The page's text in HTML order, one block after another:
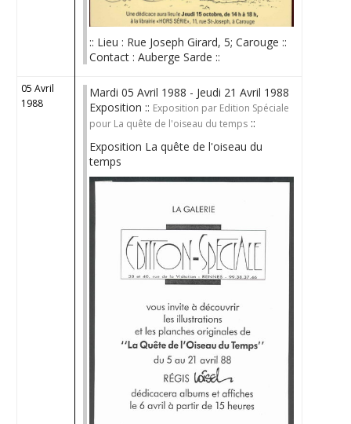
:: Lieu : Rue Joseph Girard, 5; Carouge ::
Contact : Auberge Sarde ::
05 Avril
1988
Mardi 05 Avril 1988 - Jeudi 21 Avril 1988
Exposition :: Exposition par Edition Spéciale
pour La quête de l'oiseau du temps ::
Exposition La quête de l'oiseau du
temps